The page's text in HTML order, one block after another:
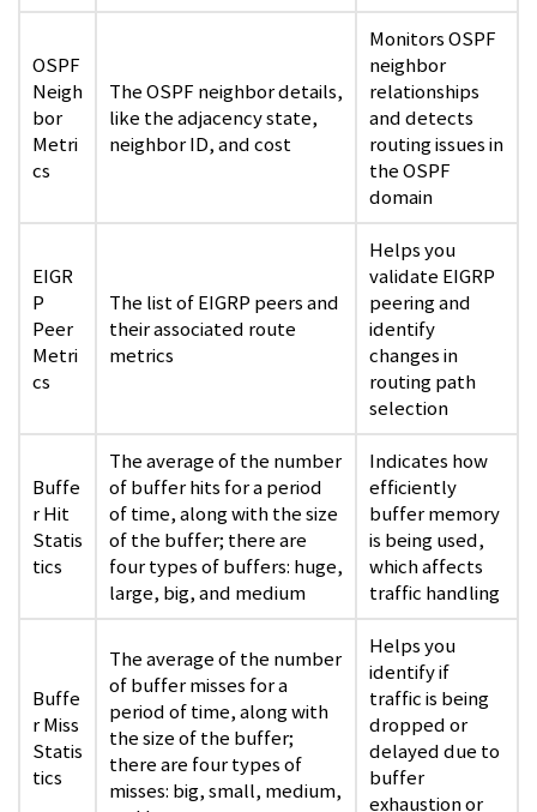
OSPF
Neigh
bor
Metri
cs
The OSPF neighbor details,
like the adjacency state,
neighbor ID, and cost
Monitors OSPF
neighbor
relationships
and detects
routing issues in
the OSPF
domain
EIGR
P
Peer
Metri
cs
The list of EIGRP peers and
their associated route
metrics
Helps you
validate EIGRP
peering and
identify
changes in
routing path
selection
Buffe
r Hit
Statis
tics
The average of the number
of buffer hits for a period
of time, along with the size
of the buffer; there are
four types of buffers: huge,
large, big, and medium
Indicates how
efficiently
buffer memory
is being used,
which affects
traffic handling
Buffe
r Miss
Statis
tics
The average of the number
of buffer misses for a
period of time, along with
the size of the buffer;
there are four types of
misses: big, small, medium,
Helps you
identify if
traffic is being
dropped or
delayed due to
buffer
exhaustion or